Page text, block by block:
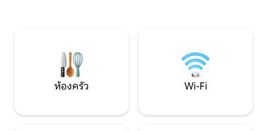
นิวซีแลนด์อย่างแท้จริง
เป็นจุดหมายปลาย
ห้องครัว Wi-Fi